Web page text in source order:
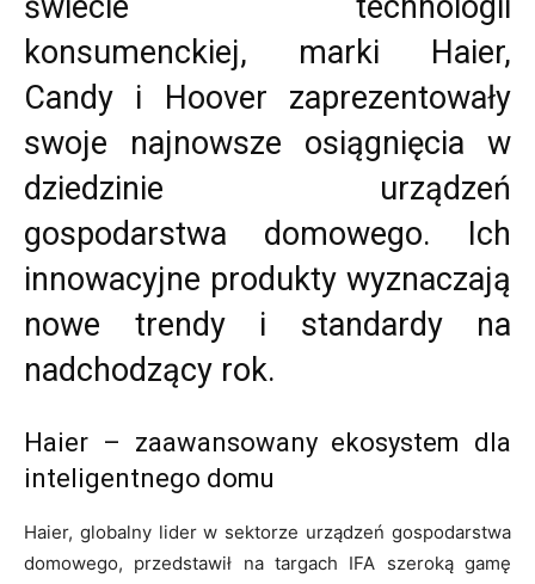
świecie technologii
konsumenckiej, marki Haier,
Candy i Hoover zaprezentowały
swoje najnowsze osiągnięcia w
dziedzinie urządzeń
gospodarstwa domowego. Ich
innowacyjne produkty wyznaczają
nowe trendy i standardy na
nadchodzący rok.
Haier – zaawansowany ekosystem dla
inteligentnego domu
Haier, globalny lider w sektorze urządzeń gospodarstwa
domowego, przedstawił na targach IFA szeroką gamę